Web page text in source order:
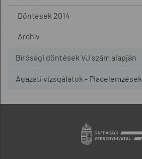
Döntések 2014
Archív
Bírósági döntések VJ szám alapján
Ágazati vizsgálatok - Piacelemzések